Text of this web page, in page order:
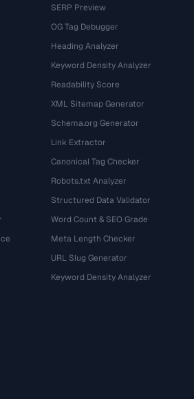
SERP Preview
OG Tag Debugger
Heading Analyzer
Keyword Density Analyzer
Readability Score
XML Sitemap Generator
Schema.org Generator
Link Extractor
Canonical Tag Checker
Robots.txt Analyzer
Structured Data Validator
Word Count & SEO Grade
Meta Length Checker
URL Slug Generator
Keyword Density Analyzer